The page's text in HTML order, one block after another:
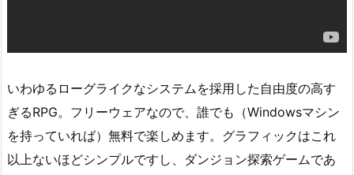
いわゆるローグライクなシステムを採用した自由度の高す
ぎるRPG。フリーウェアなので、誰でも（Windowsマシン
を持っていれば）無料で楽しめます。グラフィックはこれ
以上ないほどシンプルですし、ダンジョン探索ゲームであ